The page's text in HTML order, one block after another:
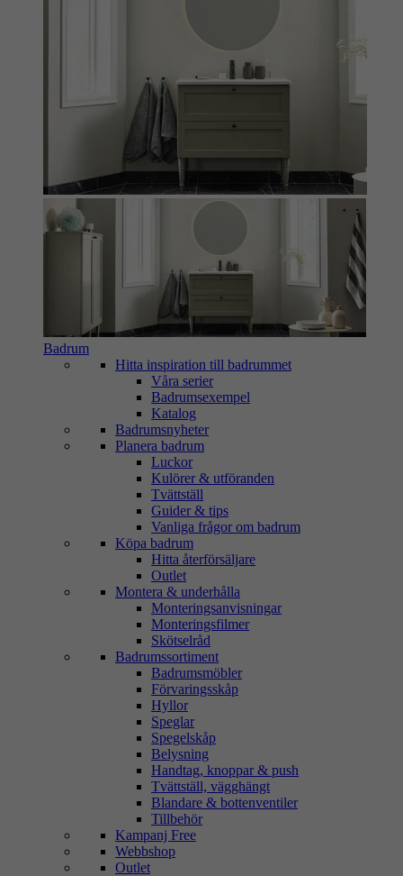
Badrum
Hitta inspiration till badrummet
Våra serier
Badrumsexempel
Katalog
Badrumsnyheter
Planera badrum
Luckor
Kulörer & utföranden
Tvättställ
Guider & tips
Vanliga frågor om badrum
Köpa badrum
Hitta återförsäljare
Outlet
Montera & underhålla
Monteringsanvisningar
Monteringsfilmer
Skötselråd
Badrumssortiment
Badrumsmöbler
Förvaringsskåp
Hyllor
Speglar
Spegelskåp
Belysning
Handtag, knoppar & push
Tvättställ, vägghängt
Blandare & bottenventiler
Tillbehör
Kampanj Free
Webbshop
Outlet